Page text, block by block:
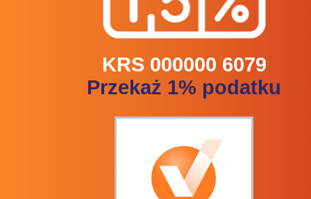
KRS 000000 6079
Przekaż 1% podatku